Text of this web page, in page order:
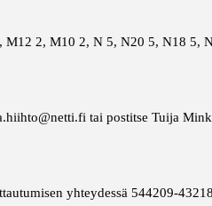
2, M10 2, N 5, N20 5, N18 5,
tai postitse Tuija
yhteydessä 544209-